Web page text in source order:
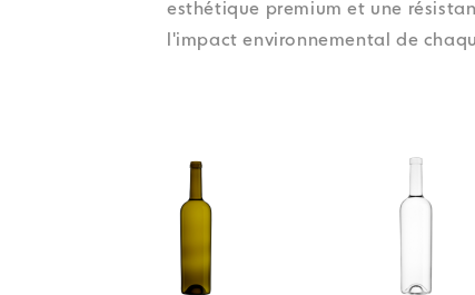
esthétique premium et une
l'impact environnemental de